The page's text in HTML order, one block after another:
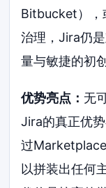
Bitbucket），
治理，Jira仍
量与敏捷的初
优势亮点： 无
Jira的真正优
过
以拼装出任何